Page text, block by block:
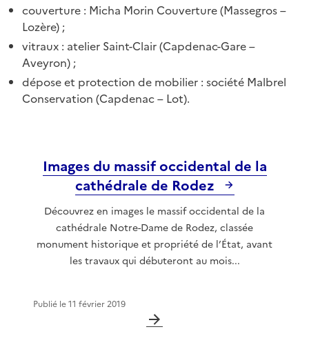
couverture : Micha Morin Couverture (Massegros –
Lozère) ;
vitraux : atelier Saint-Clair (Capdenac-Gare –
Aveyron) ;
dépose et protection de mobilier : société Malbrel
Conservation (Capdenac – Lot).
Images du massif occidental de la
cathédrale de Rodez
Découvrez en images le massif occidental de la
cathédrale Notre-Dame de Rodez, classée
monument historique et propriété de l’État, avant
les travaux qui débuteront au mois...
Publié le11 février 2019